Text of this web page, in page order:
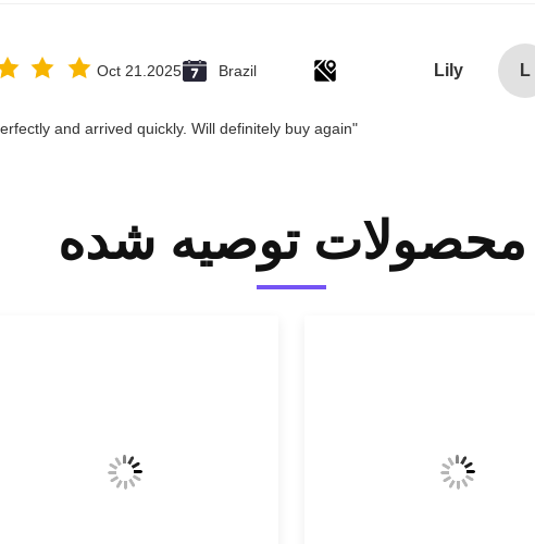
L
Lily
Brazil
Oct 21.2025
"Great value for money. Works perfectly and arrived quickly. Will definitely buy again."
محصولات توصیه شده